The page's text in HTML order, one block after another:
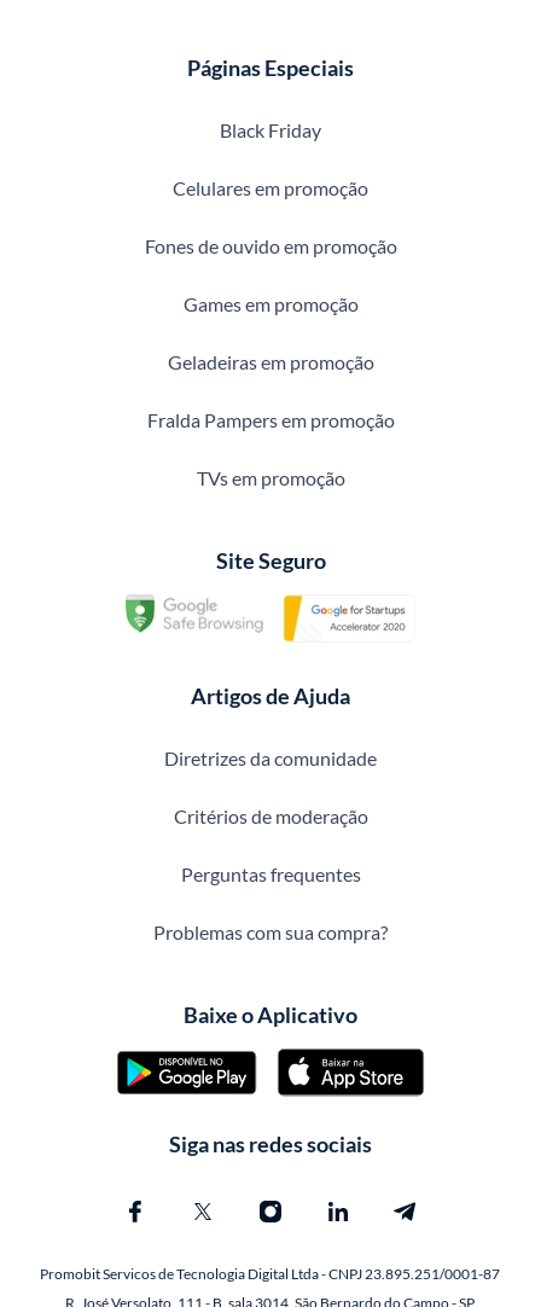
Páginas Especiais
Black Friday
Celulares em promoção
Fones de ouvido em promoção
Games em promoção
Geladeiras em promoção
Fralda Pampers em promoção
TVs em promoção
Site Seguro
Artigos de Ajuda
Diretrizes da comunidade
Critérios de moderação
Perguntas frequentes
Problemas com sua compra?
Baixe o Aplicativo
Siga nas redes sociais
Promobit Servicos de Tecnologia Digital Ltda - CNPJ 23.895.251/0001-87
R. José Versolato, 111 - B, sala 3014, São Bernardo do Campo - SP